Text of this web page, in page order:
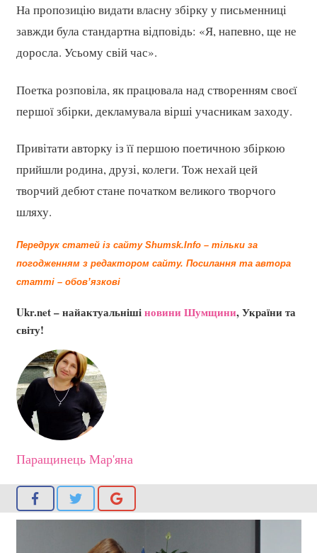
На пропозицію видати власну збірку у письменниці
завжди була стандартна відповідь: «Я, напевно, ще не
доросла. Усьому свій час».
Поетка розповіла, як працювала над створенням своєї
першої збірки, декламувала вірші учасникам заходу.
Привітати авторку із її першою поетичною збіркою
прийшли родина, друзі, колеги. Тож нехай цей
творчий дебют стане початком великого творчого
шляху.
Передрук статей із сайту Shumsk.Info – тільки за
погодженням з редактором сайту. Посилання та автора
статті – обов’язкові
Ukr.net – найактуальнішіновини Шумщини, України та
світу!
Паращинець Мар'яна